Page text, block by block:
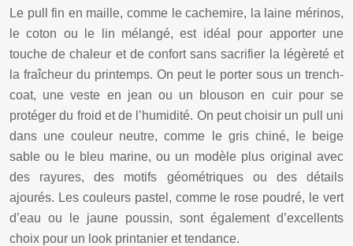
Le pull fin en maille, comme le cachemire, la laine mérinos,
le coton ou le lin mélangé, est idéal pour apporter une
touche de chaleur et de confort sans sacrifier la légèreté et
la fraîcheur du printemps. On peut le porter sous un trench-
coat, une veste en jean ou un blouson en cuir pour se
protéger du froid et de l’humidité. On peut choisir un pull uni
dans une couleur neutre, comme le gris chiné, le beige
sable ou le bleu marine, ou un modèle plus original avec
des rayures, des motifs géométriques ou des détails
ajourés. Les couleurs pastel, comme le rose poudré, le vert
d’eau ou le jaune poussin, sont également d’excellents
choix pour un look printanier et tendance.